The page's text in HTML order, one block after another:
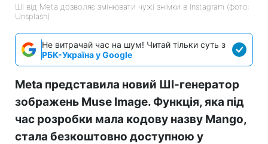
ШІ від Meta дозволяє змінювати чужі знімки в Instagram (фото:
Unsplash)
Не витрачай час на шум! Читай тільки суть з
РБК-Україна у Google
Meta представила новий ШІ-генератор
зображень Muse Image. Функція, яка під
час розробки мала кодову назву Mango,
стала безкоштовно доступною у